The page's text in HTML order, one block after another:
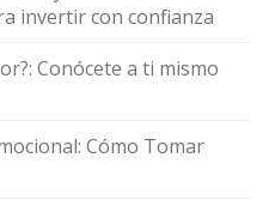
invertir con confianza
Conócete a ti mismo
Cómo Tomar